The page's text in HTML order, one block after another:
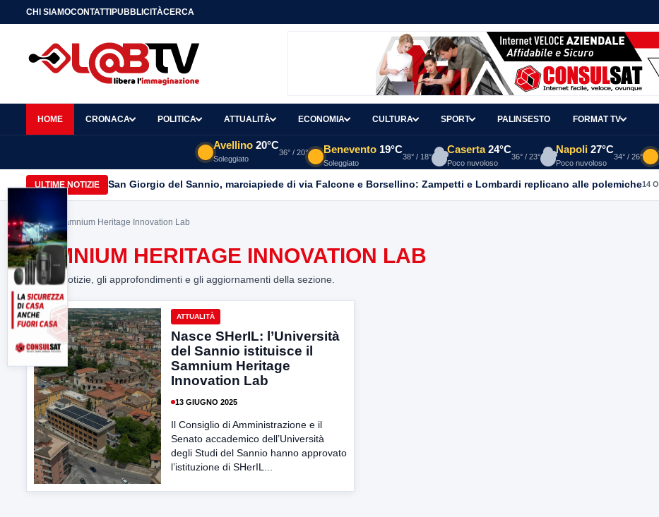
CHI SIAMOCONTATTIPUBBLICITÀCERCA
HOME CRONACA POLITICA ATTUALITÀ ECONOMIA CULTURA SPORT PALINSESTO FORMAT TV
Avellino 20°C
Soleggiato
36° / 20° Benevento 19°C
Soleggiato
38° / 18°
Caserta 24°C
Poco nuvoloso
36° / 23°
Napoli 27°C
Poco nuvoloso
34° / 26°
ULTIME NOTIZIE San Giorgio del Sannio, marciapiede di via Falcone e Borsellino: Zampetti e Lombardi replicano alle polemiche14
Home> Samnium Heritage Innovation Lab
SAMNIUM HERITAGE INNOVATION LAB
Tutte le notizie, gli approfondimenti e gli aggiornamenti della sezione.
ATTUALITÀ
Nasce SHerIL: l’Università
del Sannio istituisce il
Samnium Heritage
Innovation Lab
13 GIUGNO 2025
Il Consiglio di Amministrazione e il
Senato accademico dell’Università
degli Studi del Sannio hanno approvato
l’istituzione di SHerIL...